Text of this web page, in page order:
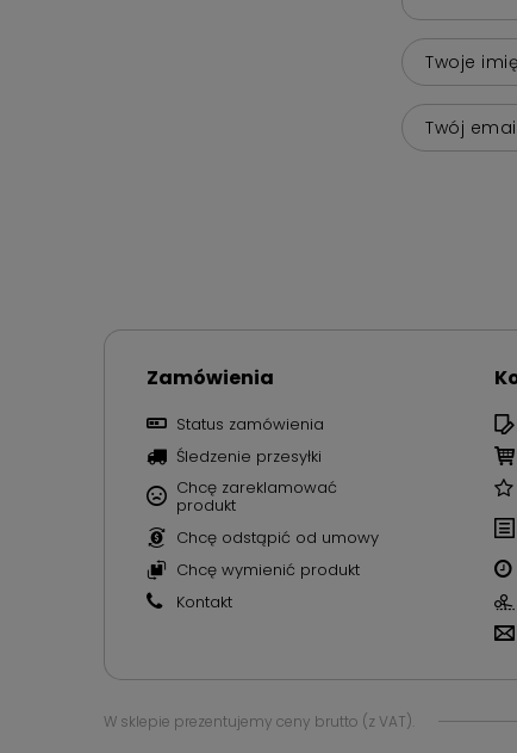
Twoje imię
Twój
Zamówienia
Status zamówienia
Śledzenie przesyłki
Chcę zareklamować
produkt
Chcę odstąpić od umowy
Chcę wymienić produkt
Kontakt
W sklepie prezentujemy ceny brutto (z VAT).